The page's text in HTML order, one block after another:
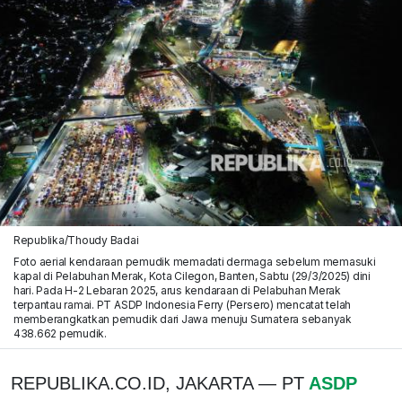
Republika/Thoudy Badai
Foto aerial kendaraan pemudik memadati dermaga sebelum memasuki
kapal di Pelabuhan Merak, Kota Cilegon, Banten, Sabtu (29/3/2025) dini
hari. Pada H-2 Lebaran 2025, arus kendaraan di Pelabuhan Merak
terpantau ramai. PT ASDP Indonesia Ferry (Persero) mencatat telah
memberangkatkan pemudik dari Jawa menuju Sumatera sebanyak
438.662 pemudik.
REPUBLIKA.CO.ID, JAKARTA — PT ASDP